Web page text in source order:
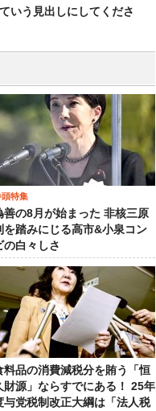
いう見出しにしてくださ
頭特集
善の8月が始まった 非核三原
を踏みにじる高市&小泉コン
の白々しさ
料品の消費減税分を賄う「恒
財源」ならすでにある！ 25年
与党税制改正大綱は「法人税